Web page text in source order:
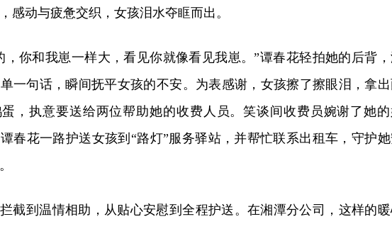
感动与疲惫交织，女孩泪水夺眶而出。
，你和我崽一样大，看见你就像看见我崽。”谭春花轻拍她的后背，
一句话，瞬间抚平女孩的不安。为表感谢，女孩擦了擦眼泪，拿
，执意要送给两位帮助她的收费人员。笑谈间收费员婉谢了她
春花一路护送女孩到“路灯”服务驿站，并帮忙联系出租车，守护
截到温情相助，从贴心安慰到全程护送。在湘潭分公司，这样的